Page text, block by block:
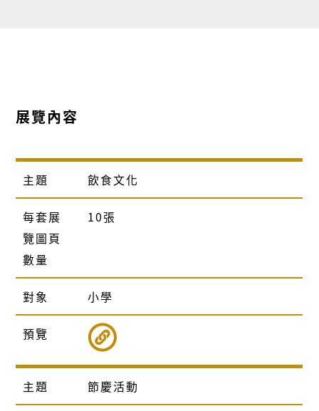
展覽內容
主題 飲食文化
每套展
覽圖頁
數量
10張
對象 小學
預覽
主題 節慶活動